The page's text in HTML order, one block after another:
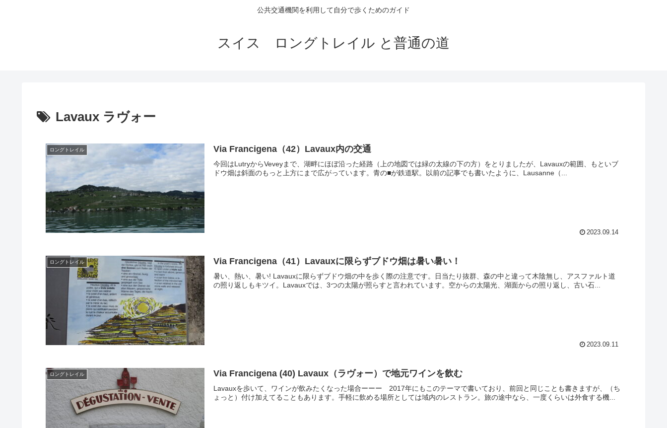
公共交通機関を利用して自分で歩くためのガイド
スイス ロングトレイル と普通の道
Lavaux ラヴォー
ロングトレイル Via Francigena（42）Lavaux内の交通
今回はLutryからVeveyまで、湖畔にほぼ沿った経路（上の地図では緑の太線の下の方）をとりましたが、Lavauxの範囲、もといブ
ドウ畑は斜面のもっと上方にまで広がっています。青の■が鉄道駅。以前の記事でも書いたように、Lausanne（...
2023.09.14
ロングトレイル Via Francigena（41）Lavauxに限らずブドウ畑は暑い暑い！
暑い、熱い、暑い! Lavauxに限らずブドウ畑の中を歩く際の注意です。日当たり抜群、森の中と違って木陰無し、アスファルト道
の照り返しもキツイ。Lavauxでは、3つの太陽が照らすと言われています。空からの太陽光、湖面からの照り返し、古い石...
2023.09.11
ロングトレイル Via Francigena (40) Lavaux（ラヴォー）で地元ワインを飲む
Lavauxを歩いて、ワインが飲みたくなった場合ーーー 2017年にもこのテーマで書いており、前回と同じことも書きますが、（ち
ょっと）付け加えてることもあります。手軽に飲める場所としては域内のレストラン。旅の途中なら、一度くらいは外食する機...